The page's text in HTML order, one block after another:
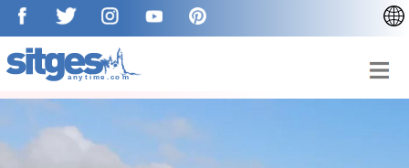
CATALÀ